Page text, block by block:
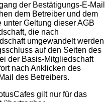
der Bestätigungs-E-Mail
dem Betreiber und dem
Geltung dieser AGB
die nach
umgewandelt werden
auf den Seiten des
der Basis-Mitgliedschaft
nach Anklicken des
des Betreibers.
gilt nur für das